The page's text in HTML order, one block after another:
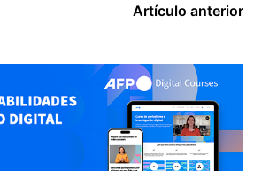
Artículo anterior